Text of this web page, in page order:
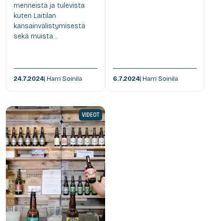
menneistä ja tulevista
kuten Laitilan
kansainvälistymisestä
sekä muista...
24.7.2024| Harri Soinila 6.7.2024| Harri Soinila
VIDEOT